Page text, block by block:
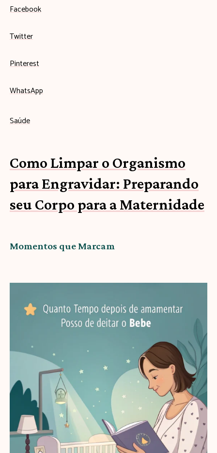
Facebook
Twitter
Pinterest
WhatsApp
Saúde
Como Limpar o Organismo
para Engravidar: Preparando
seu Corpo para a Maternidade
Momentos que Marcam